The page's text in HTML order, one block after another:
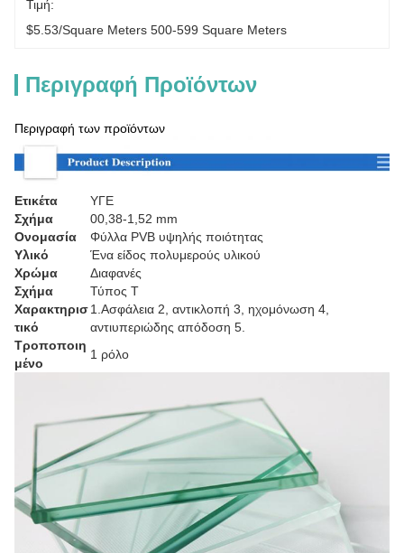
Τιμή:
$5.53/square Meters 500-599 Square Meters
Περιγραφή Προϊόντων
Περιγραφή των προϊόντων
Ετικέτα
ΥΓΕ
Σχήμα
00,38-1,52 mm
Ονομασία
Φύλλα PVB υψηλής ποιότητας
Υλικό
Ένα είδος πολυμερούς υλικού
Χρώμα
Διαφανές
Σχήμα
Τύπος T
Χαρακτηρισ
τικό
1.Ασφάλεια 2, αντικλοπή 3, ηχομόνωση 4,
αντιυπεριώδης απόδοση 5.
Τροποποιη
μένο
1 ρόλο